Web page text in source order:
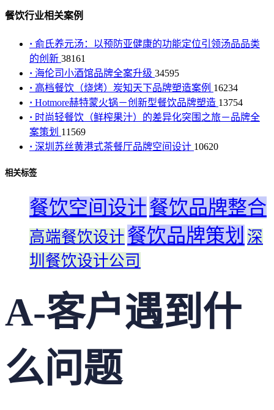
餐饮行业相关案例
· 俞氏养元汤：以预防亚健康的功能定位引领汤品品类
的创新 38161
· 海伦司小酒馆品牌全案升级 34595
· 高档餐饮（烧烤）炭知天下品牌塑造案例 16234
· Hotmore赫特蒙火锅－创新型餐饮品牌塑造 13754
· 时尚轻餐饮（鲜榨果汁）的差异化突围之旅－品牌全
案策划 11569
· 深圳苏丝黄港式茶餐厅品牌空间设计 10620
相关标签
餐饮空间设计餐饮品牌整合
高端餐饮设计 餐饮品牌策划 深
圳餐饮设计公司
A-客户遇到什
么问题